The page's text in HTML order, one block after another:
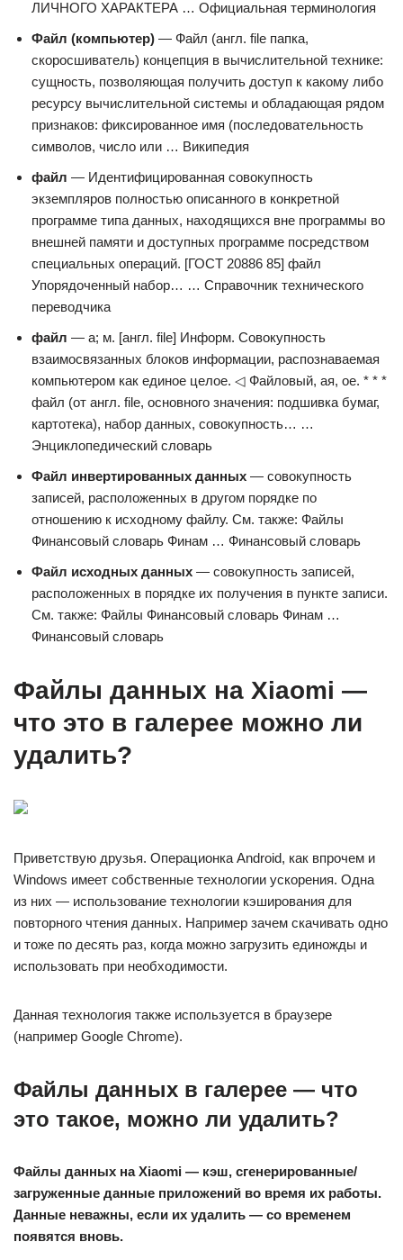
ЛИЧНОГО ХАРАКТЕРА … Официальная терминология
Файл (компьютер) — Файл (англ. file папка,
скоросшиватель) концепция в вычислительной технике:
сущность, позволяющая получить доступ к какому либо
ресурсу вычислительной системы и обладающая рядом
признаков: фиксированное имя (последовательность
символов, число или … Википедия
файл — Идентифицированная совокупность
экземпляров полностью описанного в конкретной
программе типа данных, находящихся вне программы во
внешней памяти и доступных программе посредством
специальных операций. [ГОСТ 20886 85] файл
Упорядоченный набор… … Справочник технического
переводчика
файл — а; м. [англ. file] Информ. Совокупность
взаимосвязанных блоков информации, распознаваемая
компьютером как единое целое. ◁ Файловый, ая, ое. * * *
файл (от англ. file, основного значения: подшивка бумаг,
картотека), набор данных, совокупность… …
Энциклопедический словарь
Файл инвертированных данных — совокупность
записей, расположенных в другом порядке по
отношению к исходному файлу. См. также: Файлы
Финансовый словарь Финам … Финансовый словарь
Файл исходных данных — совокупность записей,
расположенных в порядке их получения в пункте записи.
См. также: Файлы Финансовый словарь Финам …
Финансовый словарь
Файлы данных на Xiaomi —
что это в галерее можно ли
удалить?
Приветствую друзья. Операционка Android, как впрочем и
Windows имеет собственные технологии ускорения. Одна
из них — использование технологии кэширования для
повторного чтения данных. Например зачем скачивать одно
и тоже по десять раз, когда можно загрузить единожды и
использовать при необходимости.
Данная технология также используется в браузере
(например Google Chrome).
Файлы данных в галерее — что
это такое, можно ли удалить?
Файлы данных на Xiaomi — кэш, сгенерированные/
загруженные данные приложений во время их работы.
Данные неважны, если их удалить — со временем
появятся вновь.